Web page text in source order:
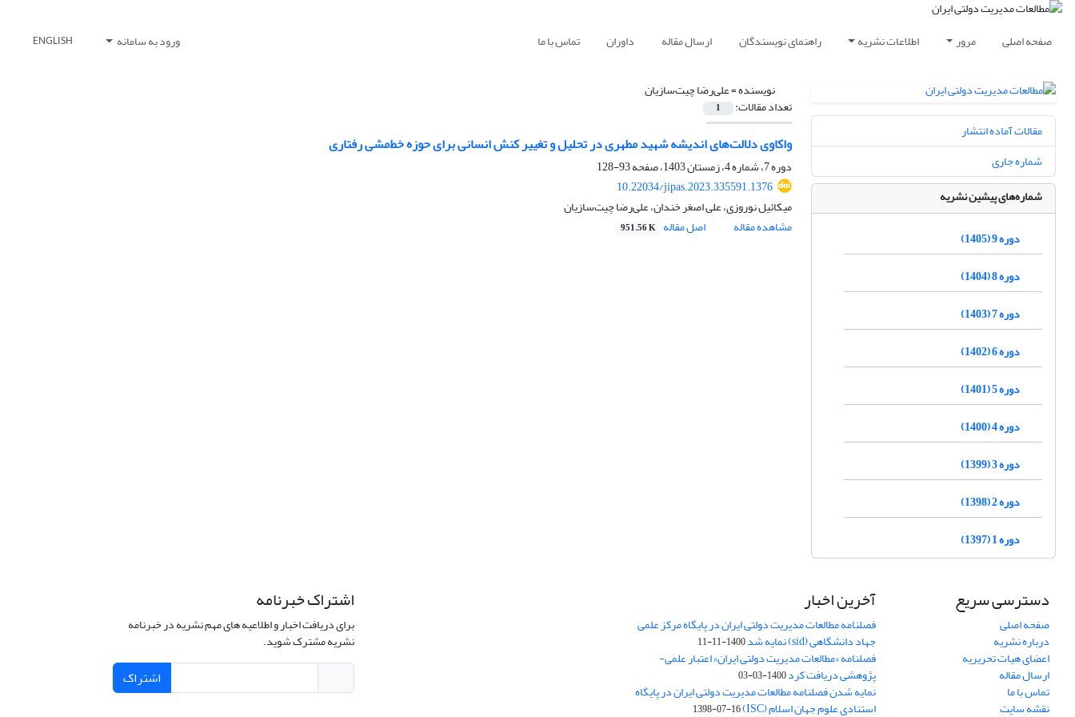
صفحه اصلی مرور اطلاعات نشریه راهنمای نویسندگان ارسال مقاله داوران تماس با ما ورود به سامانه ENGLISH
نویسنده =علی‌رضا چیت‌سازیان
تعداد مقالات: 1
واکاوی دلالت‌های اندیشه شهید مطهری در تحلیل و تغییر کنش انسانی برای حوزه خط‌مشی رفتاری
دوره 7، شماره 4، زمستان 1403، صفحه
93-128
10.22034/jipas.2023.335591.1376
میکائیل نوروزی، علی اصغر خندان، علی‌رضا چیت‌سازیان
مشاهده مقاله
اصل مقاله 951.56 K
مقالات آماده انتشار
شماره جاری
شماره‌های پیشین نشریه
دوره 9 (1405)
دوره 8 (1404)
دوره 7 (1403)
دوره 6 (1402)
دوره 5 (1401)
دوره 4 (1400)
دوره 3 (1399)
دوره 2 (1398)
دوره 1 (1397)
دسترسی سریع
صفحه اصلی
درباره نشریه
اعضای هیات تحریریه
ارسال مقاله
تماس با ما
نقشه سایت
آخرین اخبار
فصلنامه مطالعات مدیریت دولتی ایران در پایگاه مرکز علمی
جهاد دانشگاهی (sid) نمایه شد 1400-11-11
فصلنامه «مطالعات مدیریت دولتی ایران» اعتبار علمی-
پژوهشی دریافت کرد1400-03-03
نمایه شدن فصلنامه مطالعات مدیریت دولتی ایران در پایگاه
استنادی علوم جهان اسلام (ISC) 1398-07-16
اشتراک خبرنامه
برای دریافت اخبار و اطلاعیه های مهم نشریه در خبرنامه
نشریه مشترک شوید.
اشتراک